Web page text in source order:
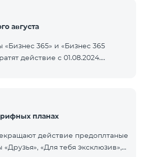
10 ГБ. Ежемесячная плата
Действующие абоненты
Абоненты предоплатного
Free » получат получат 1000
августа
365» и «Бизнес 365
действие с 01.08.2024.
планах
действие предоплтаные
«Для тебя эксклюзив»,